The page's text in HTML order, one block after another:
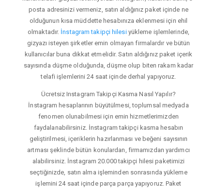
posta adresinizi vermeniz, satın aldığınız paket içinde ne
olduğunun kısa müddette hesabınıza eklenmesi için ehil
olmaktadır. İnstagram takipçi hilesiyükleme işlemlerinde,
gizyazı isteyen şirketler emin olmayan firmalardır ve bütün
kullanıcılar buna dikkat etmelidir. Satın aldığınız paket içerik
sayısında düşme olduğunda, düşme olup biten rakam kadar
telafi işlemlerini 24 saat içinde derhal yapıyoruz.
Ücretsiz Instagram Takipçi Kasma Nasıl Yapılır?
İnstagram hesaplarının büyütülmesi, toplumsal medyada
fenomen olunabilmesi için emin hizmetlerimizden
faydalanabilirsiniz. İnstagram takipçi kasma hesabın
geliştirilmesi, içeriklerin hazırlanması ve beğeni sayısının
artması şeklinde bütün konulardan, firmamızdan yardımcı
alabilirsiniz. İnstagram 20.000 takipçi hilesi paketimizi
seçtiğinizde, satın alma işleminden sonrasında yükleme
işlemini 24 saat içinde parça parça yapıyoruz. Paket